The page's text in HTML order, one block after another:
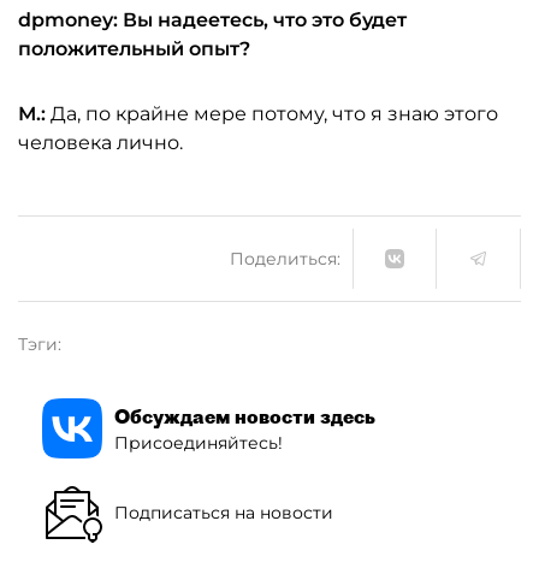
dpmoney: Вы надеетесь, что это будет
положительный опыт?
М.: Да, по крайне мере потому, что я знаю этого
человека лично.
Поделиться:
Тэги:
Обсуждаем новости здесь
Присоединяйтесь!
Подписаться на новости